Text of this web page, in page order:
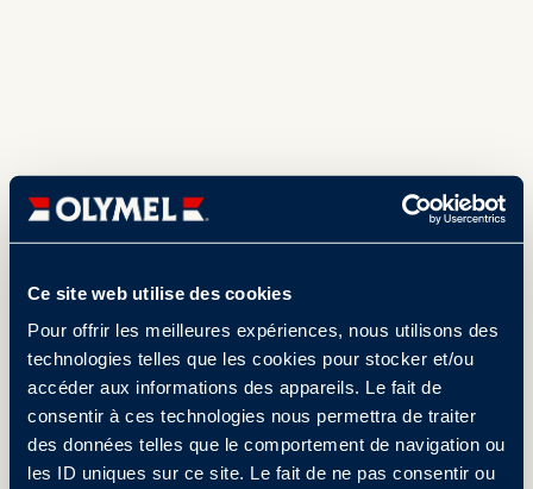
Ce site web utilise des cookies
Pour offrir les meilleures expériences, nous utilisons des
technologies telles que les cookies pour stocker et/ou
accéder aux informations des appareils. Le fait de
consentir à ces technologies nous permettra de traiter
des données telles que le comportement de navigation ou
les ID uniques sur ce site. Le fait de ne pas consentir ou